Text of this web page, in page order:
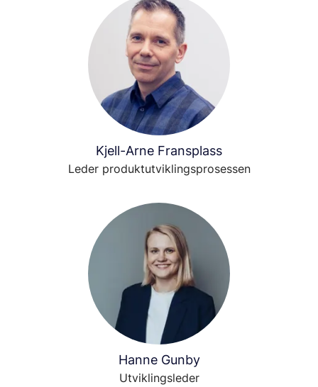
Kjell-Arne Fransplass
Leder produktutviklingsprosessen
Hanne Gunby
Utviklingsleder